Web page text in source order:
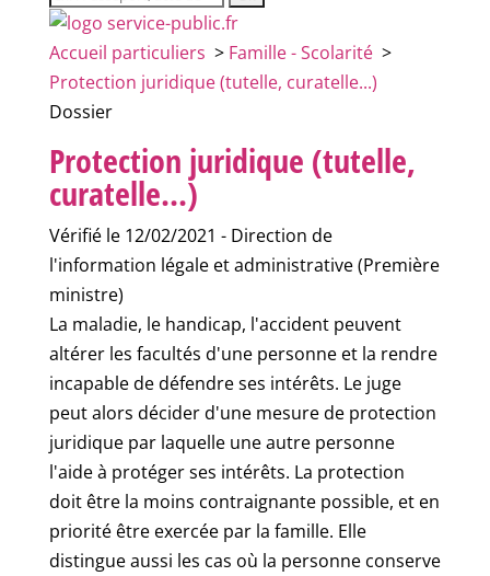
Accueil particuliers > Famille - Scolarité >
Protection juridique (tutelle, curatelle...)
Dossier
Protection juridique (tutelle,
curatelle...)
Vérifié le 12/02/2021 - Direction de
l'information légale et administrative (Première
ministre)
La maladie, le handicap, l'accident peuvent
altérer les facultés d'une personne et la rendre
incapable de défendre ses intérêts. Le juge
peut alors décider d'une mesure de protection
juridique par laquelle une autre personne
l'aide à protéger ses intérêts. La protection
doit être la moins contraignante possible, et en
priorité être exercée par la famille. Elle
distingue aussi les cas où la personne conserve